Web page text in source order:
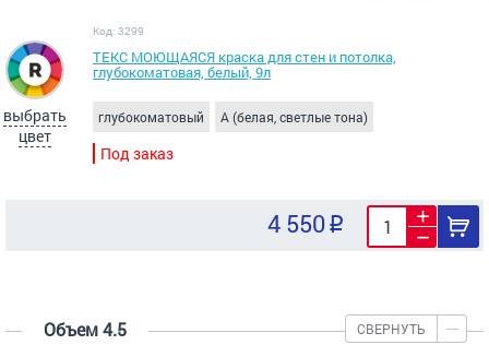
выбрать
цвет
Код: 3299
ТЕКС МОЮЩАЯСЯ краска для стен и потолка,
глубокоматовая, белый, 9л
глубокоматовый A (белая, светлые тона)
Под заказ
4 550
Объем 4.5 СВЕРНУТЬ